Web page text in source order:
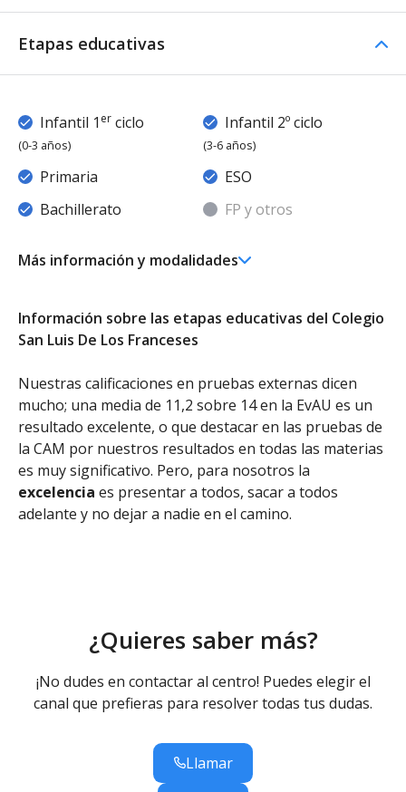
Etapas educativas
Infantil 1 er ciclo
(0-3 años)
Infantil 2º ciclo
(3-6 años)
Primaria
ESO
Bachillerato
FP y otros
Más información y modalidades
Ed. Infantil 2° ciclo (3-6 años)
Educación Infantil (Segundo Ciclo ) - Diurno (Presencial)
Educación Primaria
Educación Primaria (LOMCE) - Diurno (Presencial)
Educación Secundaria Obligatoria
Educación Secundaria Obligatoria - Diurno (Presencial)
Bachillerato
Bachillerato de Artes - Diurno (Presencial)
Bachillerato de Ciencias - Diurno (Presencial)
Bachillerato de Humanidades y Ciencias Sociales -
Información sobre las etapas educativas del Colegio
San Luis De Los Franceses
Nuestras calificaciones en pruebas externas dicen
mucho; una media de 11,2 sobre 14 en la EvAU es un
resultado excelente, o que destacar en las pruebas de
la CAM por nuestros resultados en todas las materias
es muy significativo. Pero, para nosotros la
excelencia es presentar a todos, sacar a todos
adelante y no dejar a nadie en el camino.
¿Quieres saber más?
¡No dudes en contactar al centro! Puedes elegir el
canal que prefieras para resolver todas tus dudas.
Llamar